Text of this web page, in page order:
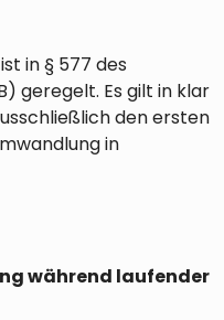
in § 577 des
geregelt. Es gilt in klar
den ersten
in
während laufender